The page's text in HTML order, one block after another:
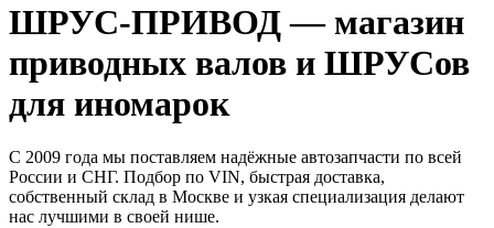
ШРУС-ПРИВОД — магазин
приводных валов и ШРУСов
для иномарок
С 2009 года мы поставляем надёжные автозапчасти по всей
России и СНГ. Подбор по VIN, быстрая доставка,
собственный склад в Москве и узкая специализация делают
нас лучшими в своей нише.